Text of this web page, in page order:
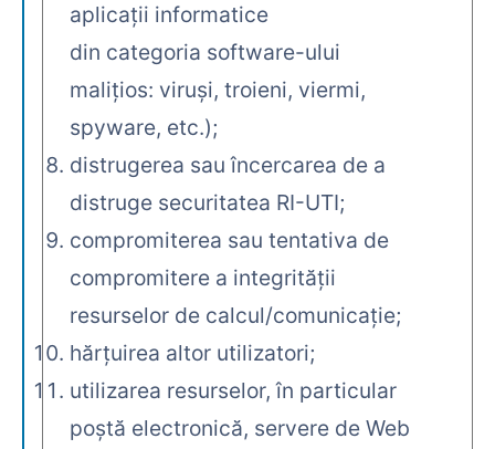
aplicaţii informatice
din categoria software-ului
maliţios: viruşi, troieni, viermi,
spyware, etc.);
distrugerea sau încercarea de a
distruge securitatea RI-UTI;
compromiterea sau tentativa de
compromitere a integrităţii
resurselor de calcul/comunicaţie;
hărţuirea altor utilizatori;
utilizarea resurselor, în particular
poştă electronică, servere de Web